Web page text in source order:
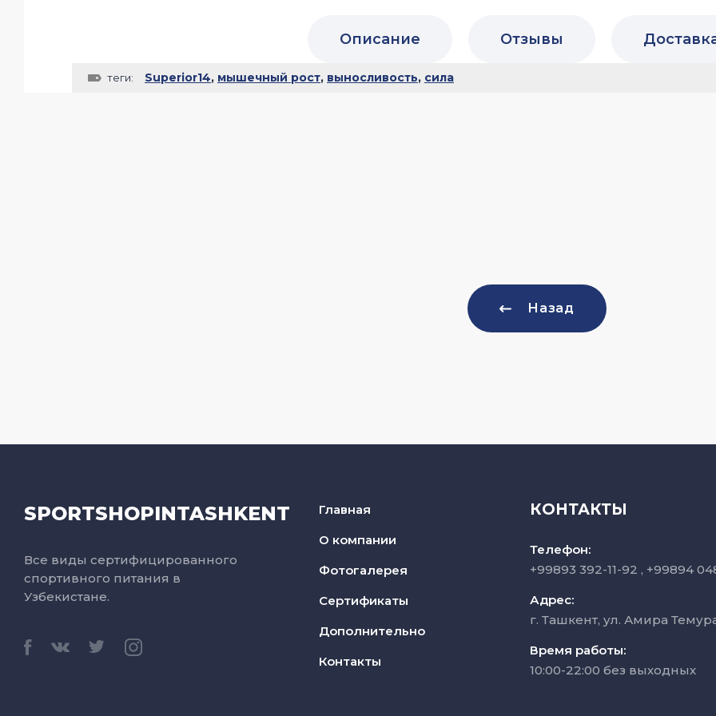
Описание Отзывы
теги: Superior14, мышечный рост, выносливость, сила
Назад
SPORTSHOPINTASHKENT
Все виды сертифицированного
спортивного питания в
Узбекистане.
Главная
О компании
Фотогалерея
Сертификаты
Дополнительно
Контакты
КОНТАКТЫ
Телефон:
+99893 392-11-92
+99894
Адрес:
г. Ташкент, ул. Амира
Время работы:
10:00-22:00 без выходных